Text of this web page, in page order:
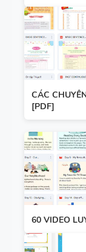
CÁC
[PDF]
60 VIDEO